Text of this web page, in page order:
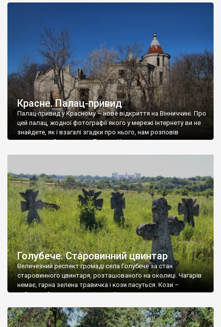
Красне. Палац-привид
Палац-привид у Красному – нове відкриття на Вінниччині. Про
цей палац, жодної фотографії якого у мережі інтернету ви не
знайдете, як і взагалі згадки про нього, нам розповів
мешканець Самгородка. Палац у Красному вразив не лише
Голубече. Старовинний цвинтар
Величезний респект громаді села Голубече за стан
старовинного цвинтаря, розташованого на околиці. Чагарів
немає, гарна зелена травичка і кози пасуться. Кози –
найкращий регулятор шкідливої, для старих кладовищ,
бруньками, кози ті бруньки обгризають, бо то улюблений
делікатес. На цвинтарі у Голубечому ціла колекція